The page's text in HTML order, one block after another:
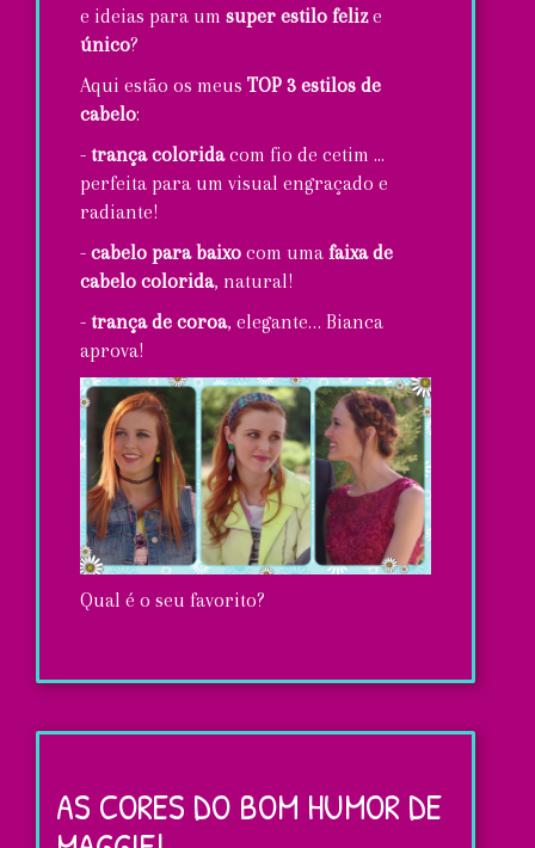
e ideias para um super estilo felize
único?
Aqui estão os meus TOP 3 estilos de
cabelo:
- trança coloridacom fio de cetim ...
perfeita para um visual engraçado e
radiante!
- cabelo para baixo com uma faixa de
cabelo colorida, natural!
- trança de coroa, elegante… Bianca
aprova!
Qual é o seu favorito?
estilos
de
cabelo
AS CORES DO BOM HUMOR DE